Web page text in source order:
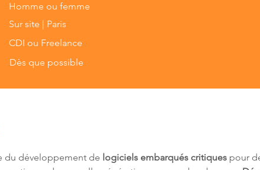
Homme ou femme
Sur site | Paris
CDI ou Freelance
Dès que possible
du développement de logiciels embarqués critiques pour